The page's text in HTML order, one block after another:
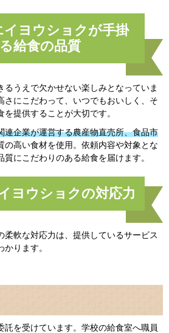
イヨウショクが手掛
給食の品質
るうえで欠かせない楽しみとなっていま
さにこだわって、いつでもおいしく、そ
提供することが大切です。
連企業が運営する農産物直売所、食品市
の高い食材を使用。依頼内容や対象とな
にこだわりのある給食を届けます。
ヨウショクの対応力
柔軟な対応力は、提供しているサービス
ります。
託を受けています。学校の給食室へ職員